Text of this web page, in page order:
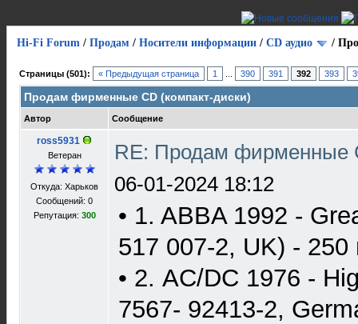
Hi-Fi Forum / Продам / Носители информации / СD аудио /
Страницы (501): « Предыдущая страница 1 390 391 392 393
Продам фирменные CD (компакт-диски)
Автор Сообщение
ross5931
Ветеран
Откуда: Харьков
Сообщений: 0
Репутация: 300
RE: Продам фирменные
06-01-2024 18:12
• 1. ABBA 1992 -
517 007-2, UK) - 250
• 2. AC/DC 1976 -
7567- 92413-2,